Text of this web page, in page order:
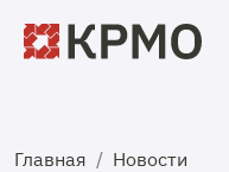
Главная
Новости